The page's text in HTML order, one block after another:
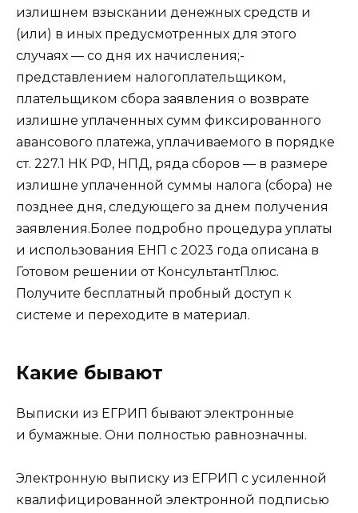
излишнем взыскании денежных средств и
(или) в иных предусмотренных для этого
случаях — со дня их начисления;-
представлением налогоплательщиком,
плательщиком сбора заявления о возврате
излишне уплаченных сумм фиксированного
авансового платежа, уплачиваемого в порядке
ст. 227.1 НК РФ, НПД, ряда сборов — в размере
излишне уплаченной суммы налога (сбора) не
позднее дня, следующего за днем получения
заявления.Более подробно процедура уплаты
и использования ЕНП с 2023 года описана в
Готовом решении от КонсультантПлюс.
Получите бесплатный пробный доступ к
системе и переходите в материал.
Какие бывают
Выписки из ЕГРИП бывают электронные
и бумажные. Они полностью равнозначны.
Электронную выписку из ЕГРИП с усиленной
квалифицированной электронной подписью